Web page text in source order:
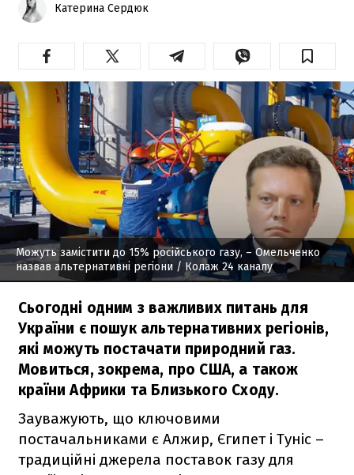
Катерина Сердюк
Можуть замістити до 15% російського газу, – Омельченко
назвав альтернативні регіони / Колаж 24 каналу
Сьогодні одним з важливих питань для
України є пошук альтернативних регіонів,
які можуть постачати природний газ.
Мовиться, зокрема, про США, а також
країни Африки та Близького Сходу.
Зауважують, що ключовими
постачальниками є Алжир, Єгипет і Туніс –
традиційні джерела поставок газу для